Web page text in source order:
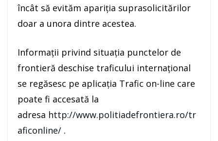
încât să evităm apariţia suprasolicitărilor
doar a unora dintre acestea.
Informaţii privind situaţia punctelor de
frontieră deschise traficului internaţional
se regăsesc pe aplicaţia Trafic on-line care
poate fi accesată la
adresa http://www.politiadefrontiera.ro/tr
aficonline/ .